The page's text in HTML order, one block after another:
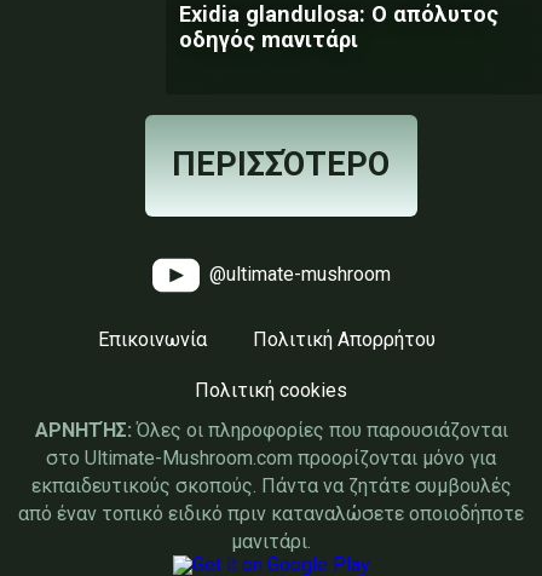
Exidia glandulosa: Ο απόλυτος
οδηγός mανιτάρι
ΠΕΡΙΣΣΌΤΕΡΟ
@ultimate-mushroom
Επικοινωνία Πολιτική Απορρήτου
Πολιτική cookies
ΑΡΝΗΤΉΣ: Όλες οι πληροφορίες που παρουσιάζονται
στο Ultimate-Mushroom.com προορίζονται μόνο για
εκπαιδευτικούς σκοπούς. Πάντα να ζητάτε συμβουλές
από έναν τοπικό ειδικό πριν καταναλώσετε οποιοδήποτε
μανιτάρι.